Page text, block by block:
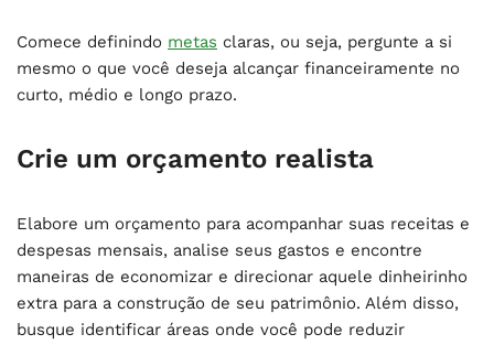
Comece definindo metas claras, ou seja, pergunte a si
mesmo o que você deseja alcançar financeiramente no
curto, médio e longo prazo.
Crie um orçamento realista
Elabore um orçamento para acompanhar suas receitas e
despesas mensais, analise seus gastos e encontre
maneiras de economizar e direcionar aquele dinheirinho
extra para a construção de seu patrimônio. Além disso,
busque identificar áreas onde você pode reduzir